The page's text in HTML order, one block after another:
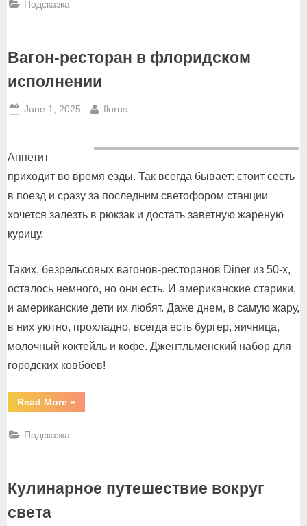
Подсказка
Вагон-ресторан в флоридском
исполнении
Posted
June 1, 2025 By
florus
Аппетит
приходит во время езды. Так всегда бывает: стоит сесть
в поезд и сразу за последним светофором станции
хочется залезть в рюкзак и достать заветную жареную
курицу.
Таких, безрельсовых вагонов-ресторанов Diner из 50-х,
осталось немного, но они есть. И американские старики,
и американские дети их любят. Даже днем, в самую жару,
в них уютно, прохладно, всегда есть бургер, яичница,
молочный коктейль и кофе. Джентльменский набор для
городских ковбоев!
Read More“Вагон-
ресторан
исполнении”
»
Подсказка
Кулинарное путешествие вокруг
света